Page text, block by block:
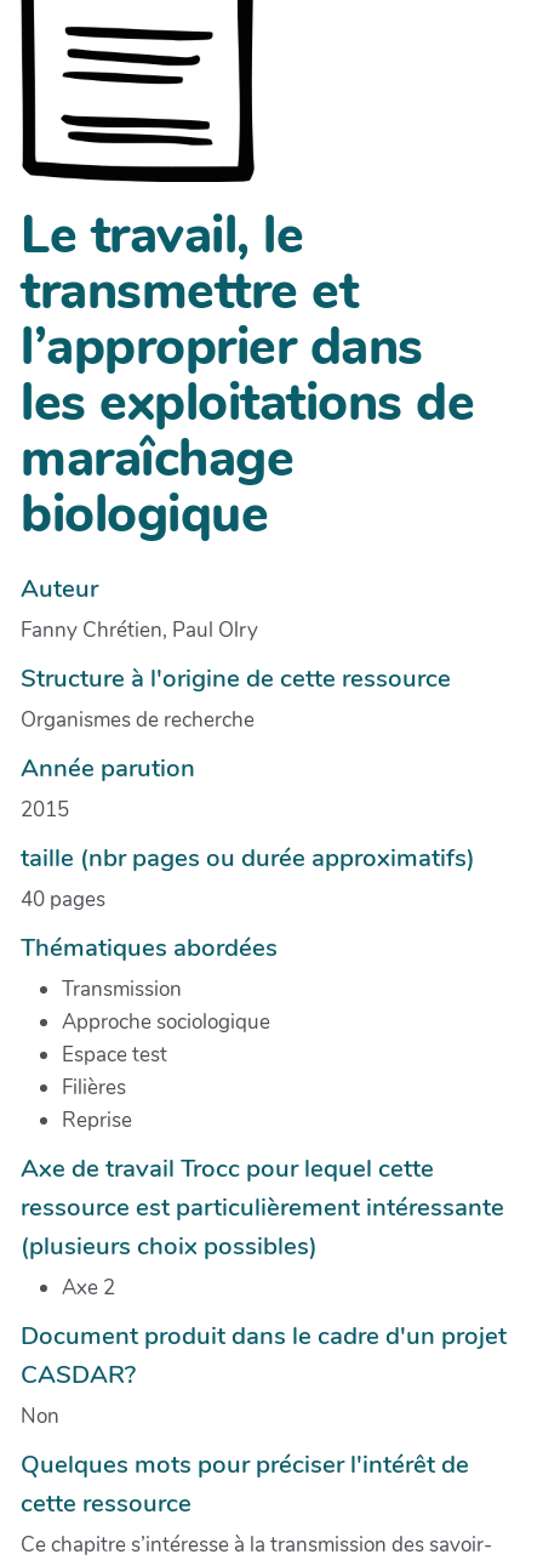
Le travail, le
transmettre et
l’approprier dans
les exploitations de
maraîchage
biologique
Auteur
Fanny Chrétien, Paul Olry
Structure à l'origine de cette ressource
Organismes de recherche
Année parution
2015
taille (nbr pages ou durée approximatifs)
40 pages
Thématiques abordées
Transmission
Approche sociologique
Espace test
Filières
Reprise
Axe de travail Trocc pour lequel cette
ressource est particulièrement intéressante
(plusieurs choix possibles)
Axe 2
Document produit dans le cadre d'un projet
CASDAR?
Non
Quelques mots pour préciser l'intérêt de
cette ressource
Ce chapitre s’intéresse à la transmission des savoir-